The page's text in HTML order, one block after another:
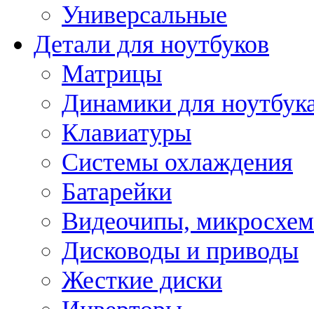
Универсальные
Детали для ноутбуков
Матрицы
Динамики для
Клавиатуры
Системы охлаждения
Батарейки
Видеочипы,
Дисководы и приводы
Жесткие диски